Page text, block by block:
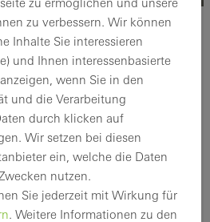
Lösungen
für gesundes, intelligentes und
dezentrales
VentoTherm Twist bedeutet
zu ermöglichen und unsere
zu verbessern. Wir können
Inhalte Sie interessieren
und Ihnen interessenbasierte
wenn Sie in den
und die Verarbeitung
durch klicken auf
Wir setzen bei diesen
ein, welche die Daten
nutzen.
Sie jederzeit mit Wirkung für
. Weitere Informationen zu den